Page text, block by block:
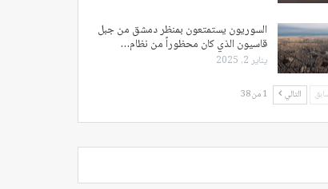
السوريون يستمتعون بمنظر دمشق من جبل
قاسيون الذي كان محظوراً من نظام…
يناير 2, 2025
التالي 1 من 38